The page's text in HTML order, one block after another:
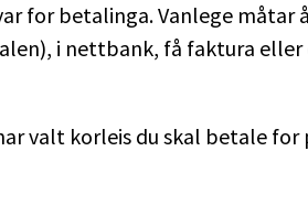
for betalinga. Vanlege måtar
i nettbank, få faktura
valt korleis du skal betale for